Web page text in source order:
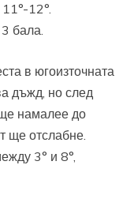
12°.
бала.
в югоизточната
дъжд, но след
намалее до
ще отслабне.
3° и 8°,